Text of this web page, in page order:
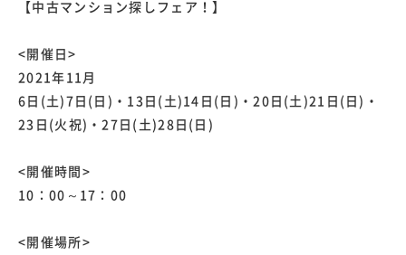
【中古マンション探しフェア！】
<開催日>
2021年11月
6日(土)7日(日)・13日(土)14日(日)・20日(土)21日(日)・
23日(火祝)・27日(土)28日(日)
<開催時間>
10：00～17：00
<開催場所>